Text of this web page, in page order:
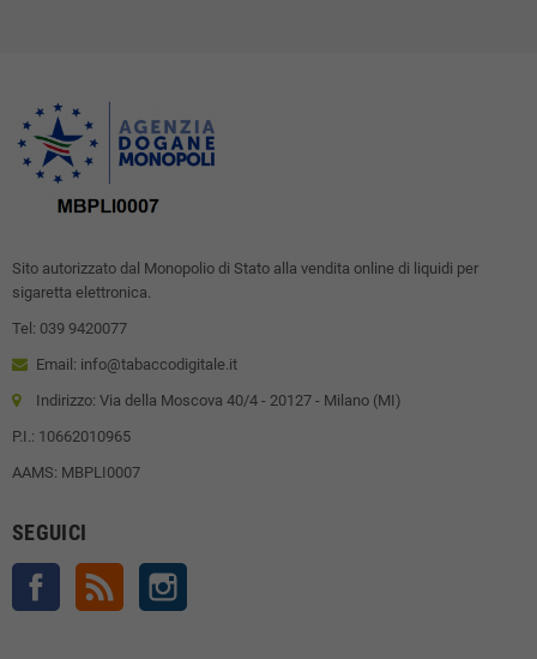
Sito autorizzato dal Monopolio di Stato alla vendita online di liquidi per
sigaretta elettronica.
Tel: 039 9420077
Email: info@tabaccodigitale.it
Indirizzo: Via della Moscova 40/4 - 20127 - Milano (MI)
P.I.: 10662010965
AAMS: MBPLI0007
SEGUICI
Facebook Rss